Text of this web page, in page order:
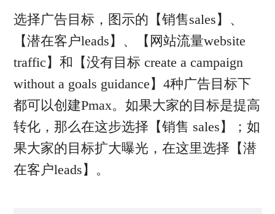
选择广告目标，图示的【销售sales】、
【潜在客户leads】、【网站流量website
traffic】和【没有目标 create a campaign
without a goals guidance】4种广告目标下
都可以创建Pmax。如果大家的目标是提高
转化，那么在这步选择【销售 sales】；如
果大家的目标扩大曝光，在这里选择【潜
在客户leads】。